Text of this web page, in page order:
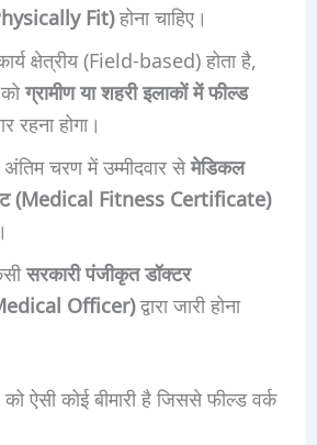
Fit)होना चाहिए।
क्षेत्रीय (Field-based) होता है,
कोग्रामीण या शहरी इलाकों में फील्ड
रहना होगा।
चरण में उम्मीदवार सेमेडिकल
(Medical Fitness Certificate)
सरकारी पंजीकृत डॉक्टर
Officer)द्वारा जारी होना
ऐसी कोई बीमारी है जिससे फील्ड वर्क